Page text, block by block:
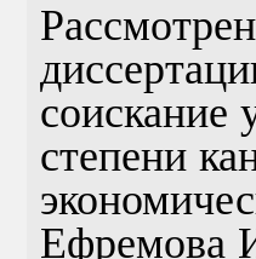
соискание
степени
Ефремова